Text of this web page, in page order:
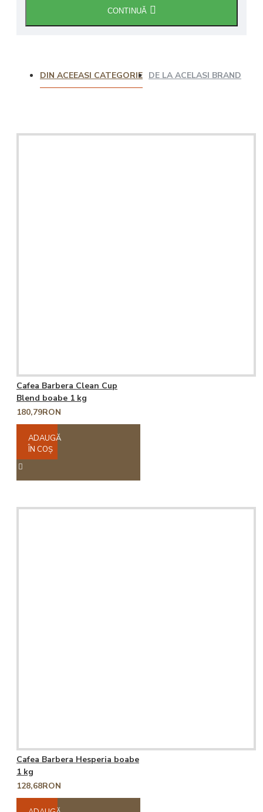
CONTINUĂ
DIN ACEEASI CATEGORIE DE LA ACELASI BRAND
Cafea Barbera Clean Cup
Blend boabe 1 kg
180,79RON
ADAUGĂ
ÎN COŞ
Cafea Barbera Hesperia boabe
1 kg
128,68RON